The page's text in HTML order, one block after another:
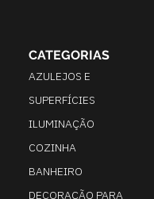
CATEGORIAS
AZULEJOS E
SUPERFÍCIES
ILUMINAÇÃO
COZINHA
BANHEIRO
DECORAÇÃO PARA